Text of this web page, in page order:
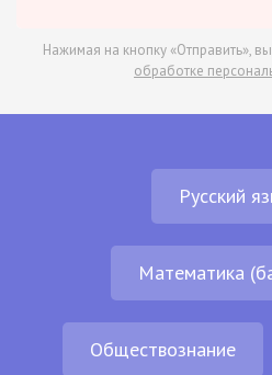
Нажимая на кнопку «Отправить»,
обработке
Русский
Математика
Обществознание